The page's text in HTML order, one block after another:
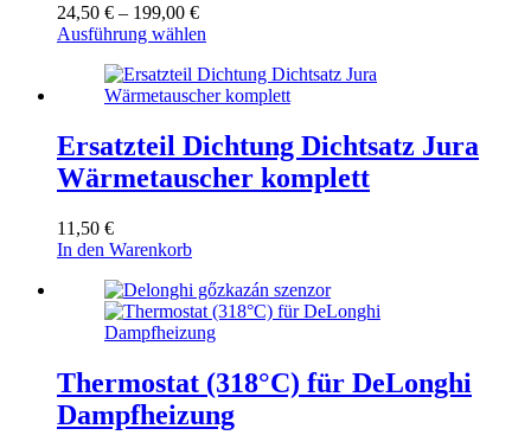
24,50 € – 199,00 €Preisspanne:
24,50 €
199,00 €
Ausführung wählen
weist
mehrere
auf.
Die
Optionen
gewählt
werden
Ersatzteil Dichtung Dichtsatz Jura
Wärmetauscher komplett
11,50 €
In den Warenkorb
Thermostat (318°C) für DeLonghi
Dampfheizung